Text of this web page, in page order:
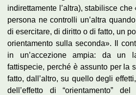
indirettamente l’altra), stabilisce
persona ne controlli un’altra
di esercitare, di diritto o di fatto, un
orientamento sulla seconda». Il
in un’accezione ampia: da un
fattispecie, perché è assunto per la
fatto, dall’altro, su quello degli
dell’effetto di “orientamento” del